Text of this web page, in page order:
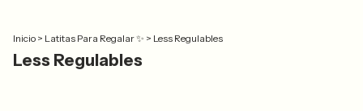
Inicio > Latitas Para Regalar ✨ > Less Regulables
Less Regulables